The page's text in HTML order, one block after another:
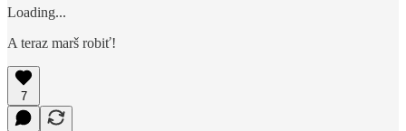
Loading...
A teraz marš robiť!
7